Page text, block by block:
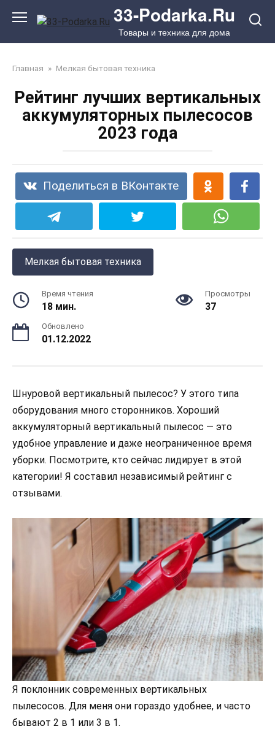
33-Podarka.Ru
Товары и техника для дома
Главная » Мелкая бытовая техника
Рейтинг лучших вертикальных
аккумуляторных пылесосов
2023 года
Поделиться в ВКонтакте
Мелкая бытовая техника
Время чтения
18 мин.
Просмотры
37
Обновлено
01.12.2022
Шнуровой вертикальный пылесос? У этого типа
оборудования много сторонников. Хороший
аккумуляторный вертикальный пылесос — это
удобное управление и даже неограниченное время
уборки. Посмотрите, кто сейчас лидирует в этой
категории! Я составил независимый рейтинг с
отзывами.
Я поклонник современных вертикальных
пылесосов. Для меня они гораздо удобнее, и часто
бывают 2 в 1 или 3 в 1.